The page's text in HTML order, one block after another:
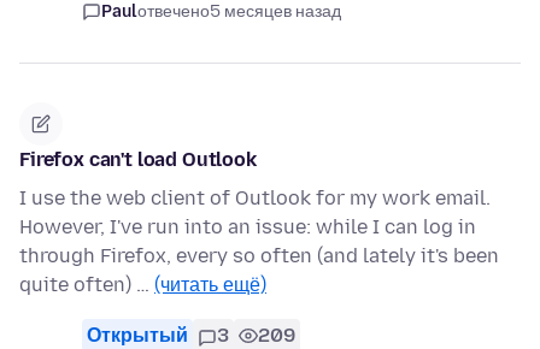
Paulотвечено5 месяцев назад
Firefox can't load Outlook
I use the web client of Outlook for my work email.
However, I've run into an issue: while I can log in
through Firefox, every so often (and lately it's been
quite often) … (читать ещё)
Открытый 3 209